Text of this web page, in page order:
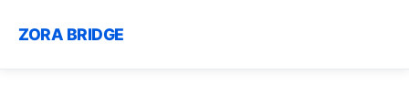
ZORA BRIDGE